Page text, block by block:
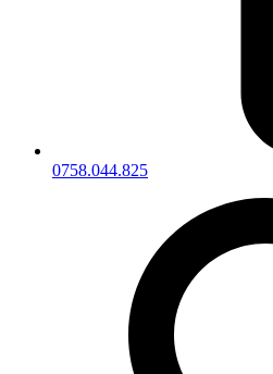
0758.044.825